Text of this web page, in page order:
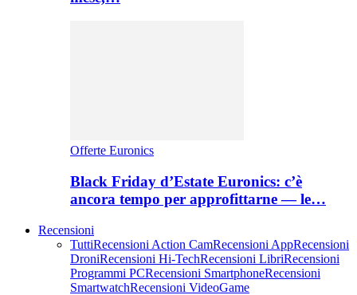
Offerte Euronics
Black Friday d’Estate Euronics: c’è
ancora tempo per approfittarne — le…
Recensioni
TuttiRecensioni Action CamRecensioni AppRecensioni
DroniRecensioni Hi-TechRecensioni LibriRecensioni
Programmi PCRecensioni SmartphoneRecensioni
SmartwatchRecensioni VideoGame